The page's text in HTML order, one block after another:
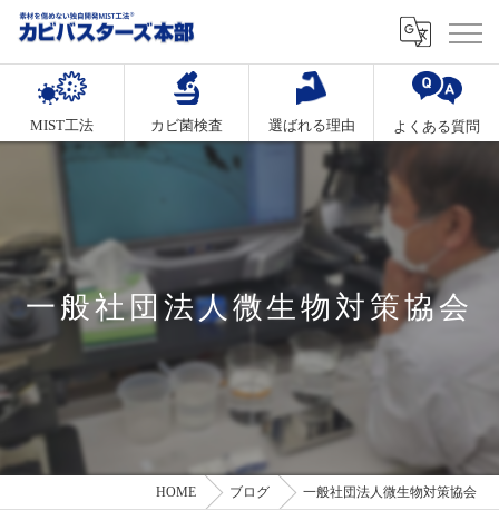
MIST工法 カビ菌検査 選ばれる理由 よくある質問
一般社団法人微生物対策協会
HOME ブログ 一般社団法人微生物対策協会